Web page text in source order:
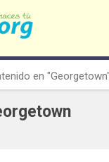
en "Georgetown"